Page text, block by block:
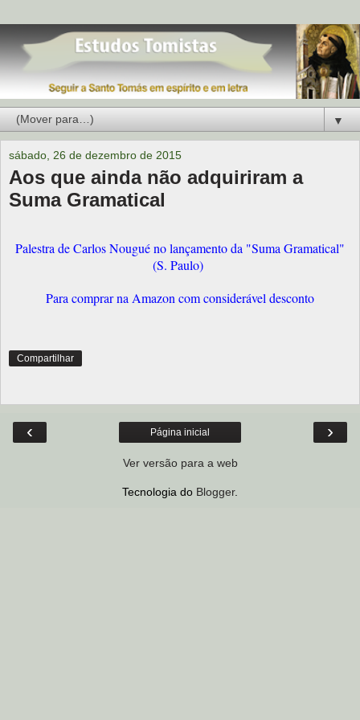
▼
sábado, 26 de dezembro de 2015
Aos que ainda não adquiriram a
Suma Gramatical
Palestra de Carlos Nougué no lançamento da "Suma Gramatical"
(S. Paulo)
Para comprar na Amazon com considerável desconto
Compartilhar
‹ ›
Página inicial
Ver versão para a web
Tecnologia do Blogger.